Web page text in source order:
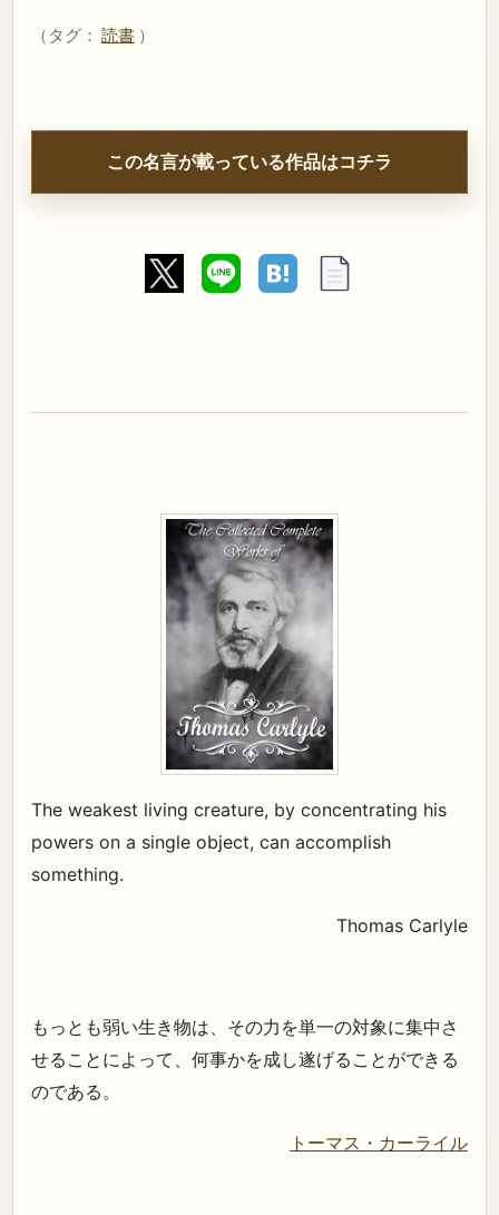
（タグ： 読書 ）
この名言が載っている作品はコチラ
The weakest living creature, by concentrating his
powers on a single object, can accomplish
something.
Thomas Carlyle
もっとも弱い生き物は、その力を単一の対象に集中さ
せることによって、何事かを成し遂げることができる
のである。
トーマス・カーライル